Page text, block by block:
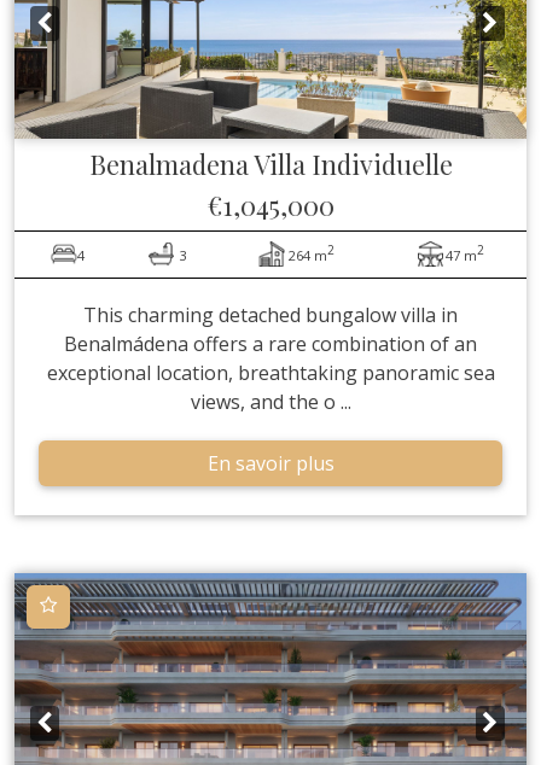
BenalmadenaVilla Individuelle
€1,045,000
4 3 264 m2 47 m2
This charming detached bungalow villa in
Benalmádena offers a rare combination of an
exceptional location, breathtaking panoramic sea
views, and the o ...
En savoir plus